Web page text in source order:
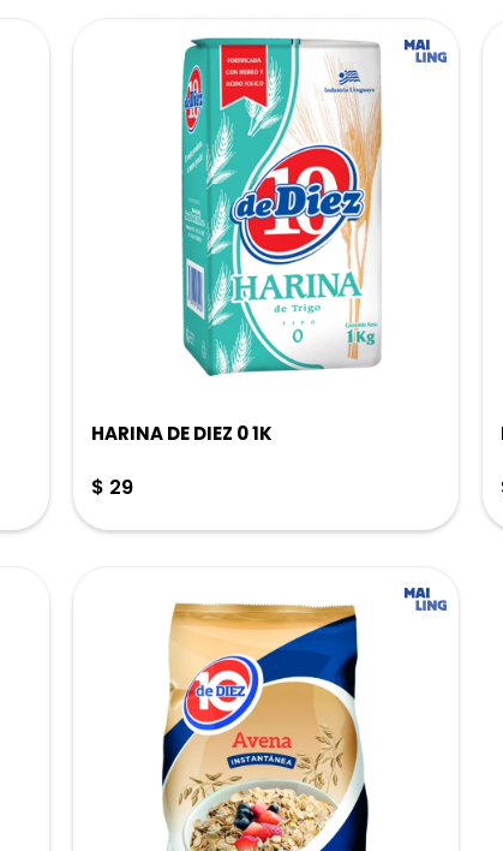
HARINA DE DIEZ 0 1K
$ 29